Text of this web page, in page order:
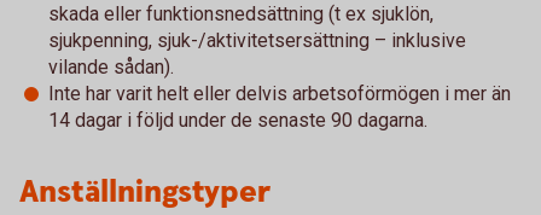
skada eller funktionsnedsättning (t ex sjuklön,
sjukpenning, sjuk-/aktivitetsersättning – inklusive
vilande sådan).
Inte har varit helt eller delvis arbetsoförmögen i mer än
14 dagar i följd under de senaste 90 dagarna.
Anställningstyper